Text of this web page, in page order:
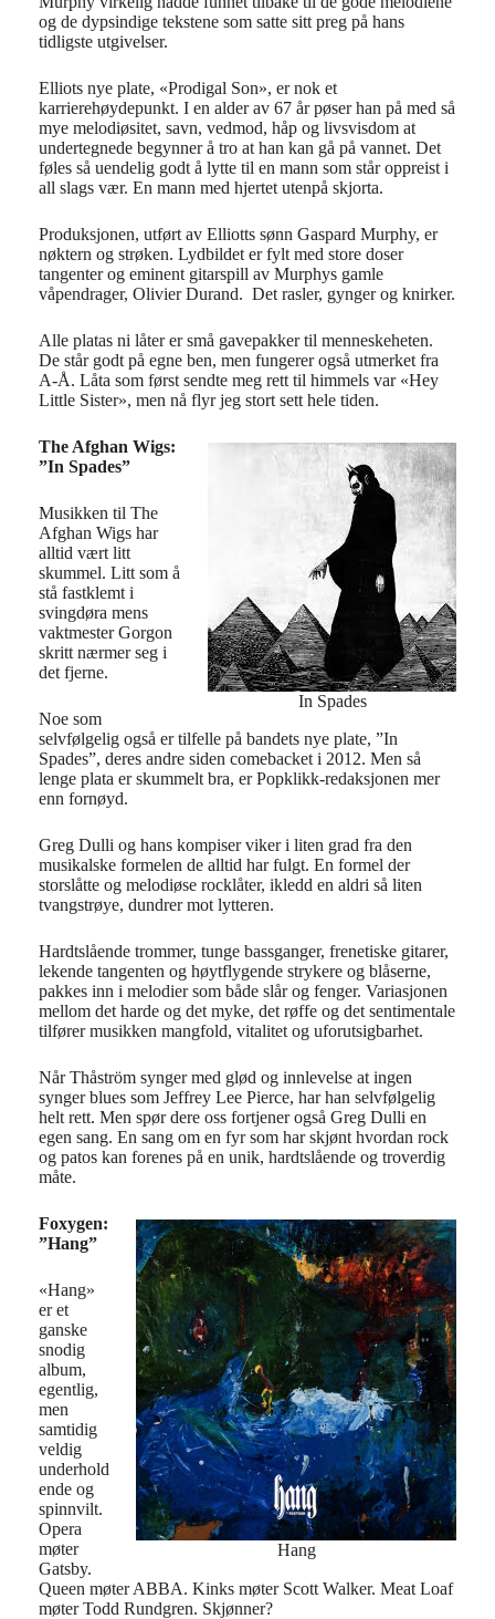
og de dypsindige tekstene som satte sitt preg på hans
tidligste utgivelser.
Elliots nye plate, «Prodigal Son», er nok et
karrierehøydepunkt. I en alder av 67 år pøser han på med så
mye melodiøsitet, savn, vedmod, håp og livsvisdom at
undertegnede begynner å tro at han kan gå på vannet. Det
føles så uendelig godt å lytte til en mann som står oppreist i
all slags vær. En mann med hjertet utenpå skjorta.
Produksjonen, utført av Elliotts sønn Gaspard Murphy, er
nøktern og strøken. Lydbildet er fylt med store doser
tangenter og eminent gitarspill av Murphys gamle
våpendrager, Olivier Durand. Det rasler, gynger og knirker.
Alle platas ni låter er små gavepakker til menneskeheten.
De står godt på egne ben, men fungerer også utmerket fra
A-Å. Låta som først sendte meg rett til himmels var «Hey
Little Sister», men nå flyr jeg stort sett hele tiden.
In Spades
The Afghan Wigs:
”In Spades”
Musikken til The
Afghan Wigs har
alltid vært litt
skummel. Litt som å
stå fastklemt i
svingdøra mens
vaktmester Gorgon
skritt nærmer seg i
det fjerne.
Noe som
selvfølgelig også er tilfelle på bandets nye plate, ”In
Spades”, deres andre siden comebacket i 2012. Men så
lenge plata er skummelt bra, er Popklikk-redaksjonen mer
enn fornøyd.
Greg Dulli og hans kompiser viker i liten grad fra den
musikalske formelen de alltid har fulgt. En formel der
storslåtte og melodiøse rocklåter, ikledd en aldri så liten
tvangstrøye, dundrer mot lytteren.
Hardtslående trommer, tunge bassganger, frenetiske gitarer,
lekende tangenten og høytflygende strykere og blåserne,
pakkes inn i melodier som både slår og fenger. Variasjonen
mellom det harde og det myke, det røffe og det sentimentale
tilfører musikken mangfold, vitalitet og uforutsigbarhet.
Når Thåström synger med glød og innlevelse at ingen
synger blues som Jeffrey Lee Pierce, har han selvfølgelig
helt rett. Men spør dere oss fortjener også Greg Dulli en
egen sang. En sang om en fyr som har skjønt hvordan rock
og patos kan forenes på en unik, hardtslående og troverdig
måte.
Hang
Foxygen:
”Hang”
«Hang»
er et
ganske
snodig
album,
egentlig,
men
samtidig
veldig
underhold
ende og
spinnvilt.
Opera
møter
Gatsby.
Queen møter ABBA. Kinks møter Scott Walker. Meat Loaf
møter Todd Rundgren. Skjønner?